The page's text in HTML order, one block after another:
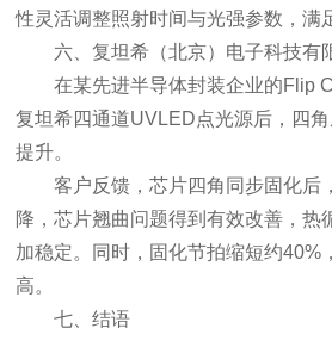
性灵活调整照射时间与光强参数，满
六、复坦希（北京）电子科技有
在某先进半导体封装企业的Flip
复坦希四通道UVLED点光源后，四
提升。
客户反馈，芯片四角同步固化后
降，芯片翘曲问题得到有效改善，热
加稳定。同时，固化节拍缩短约40%
高。
七、结语